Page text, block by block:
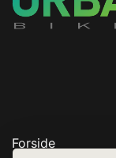
Forside